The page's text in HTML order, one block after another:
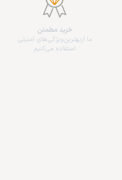
خرید مطمئن
ما از‌بهترین‌ویژگی‌های امنیتی
استفاده می‌کنیم